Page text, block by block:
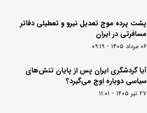
پشت پرده موج تعدیل نیرو و تعطیلی دفاتر
مسافرتی در ایران
۰۶ مرداد ۱۴۰۵ - ۰۹:۱۹
آیا گردشگری ایران پس از پایان تنش‌های
سیاسی دوباره اوج می‌گیرد؟
۲۷ تیر ۱۴۰۵ - ۱۱:۰۱